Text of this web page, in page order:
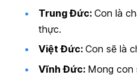
Trung Đức: Con là
thực.
Việt Đức: Con sẽ là
Vĩnh Đức: Mong con